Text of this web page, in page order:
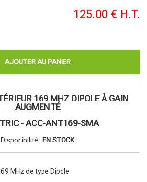
125.00 € H.T.
169 MHZ DIPOLE À GAIN
AUGMENTÉ
- ACC-ANT169-SMA
Disponibilité : EN STOCK
MHz de type Dipole